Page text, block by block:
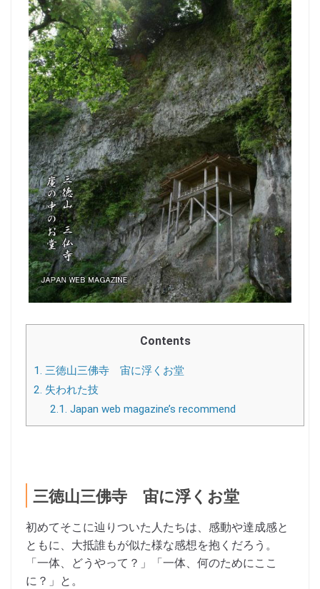
Contents
1.
三徳山三佛寺 宙に浮くお堂
2. 失われた技
2.1. Japan web magazine’s recommend
三徳山三佛寺 宙に浮くお堂
初めてそこに辿りついた人たちは、感動や達成感と
ともに、大抵誰もが似た様な感想を抱くだろう。
「一体、どうやって？」「一体、何のためにここ
に？」と。